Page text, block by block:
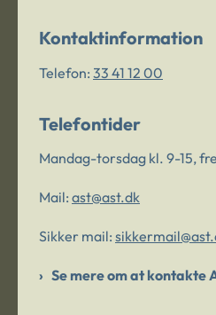
Kontaktinformation
Telefon: 33 41 12 00
Telefontider
Mandag-torsdag kl. 9-15,
Mail: ast@ast.dk
Sikker mail:
Se mere om at kontakte